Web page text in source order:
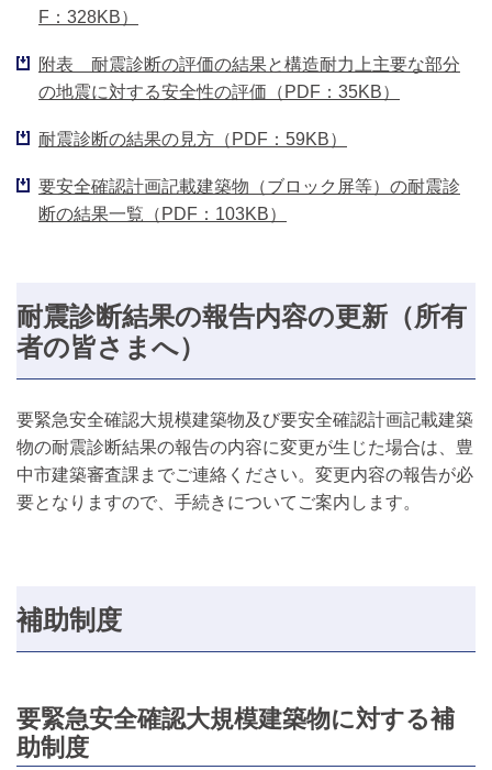
F：328KB）
附表 耐震診断の評価の結果と構造耐力上主要な部分
の地震に対する安全性の評価（PDF：35KB）
耐震診断の結果の見方（PDF：59KB）
要安全確認計画記載建築物（ブロック屏等）の耐震診
断の結果一覧（PDF：103KB）
耐震診断結果の報告内容の更新（所有
者の皆さまへ）
要緊急安全確認大規模建築物及び要安全確認計画記載建築
物の耐震診断結果の報告の内容に変更が生じた場合は、豊
中市建築審査課までご連絡ください。変更内容の報告が必
要となりますので、手続きについてご案内します。
補助制度
要緊急安全確認大規模建築物に対する補
助制度